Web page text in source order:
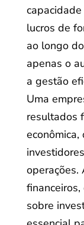
lucros de
ao longo
apenas o
a gestão
Uma
resultados
operações.
sobre